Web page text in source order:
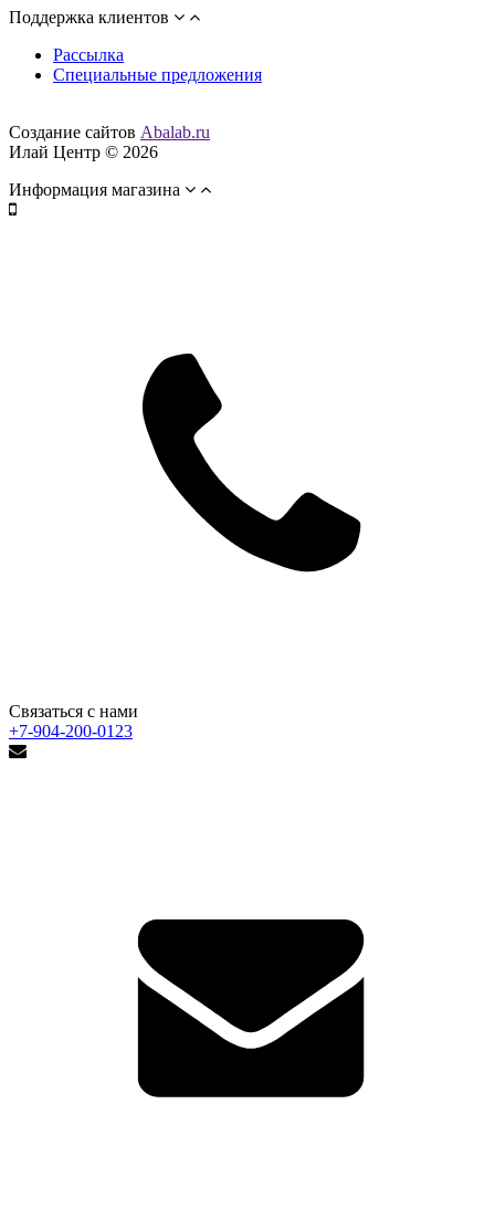
Поддержка клиентов
Рассылка
Специальные предложения
Создание сайтов Abalab.ru
Илай Центр © 2026
Информация магазина
Связаться с нами
+7-904-200-0123